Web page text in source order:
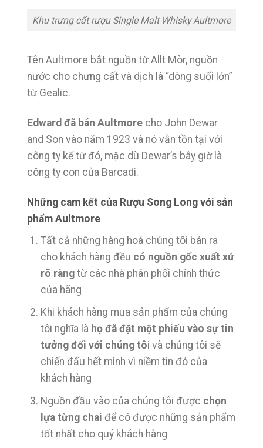
Khu trưng cất rượu Single Malt Whisky Aultmore
Tên Aultmore bắt nguồn từ Allt Mòr, nguồn
nước cho chưng cất và dịch là “dòng suối lớn”
từ Gealic.
Edward đã bán Aultmore cho John Dewar
and Son vào năm 1923 và nó vẫn tồn tại với
công ty kể từ đó, mặc dù Dewar’s bây giờ là
công ty con của Barcadi.
Những cam kết của Rượu Song Long với sản
phẩm Aultmore
Tất cả những hàng hoá chúng tôi bán ra
cho khách hàng đều có nguồn gốc xuất xứ
rõ ràngtừ các nhà phân phối chính thức
của hãng
Khi khách hàng mua sản phẩm của chúng
tôi nghĩa làhọ đã đặt một phiếu vào sự tin
tưởng đối với chúng tôi và chúng tôi sẽ
chiến đấu hết mình vì niềm tin đó của
khách hàng
Nguồn đầu vào của chúng tôi được chọn
lựa từng chai để có được những sản phẩm
tốt nhất cho quý khách hàng